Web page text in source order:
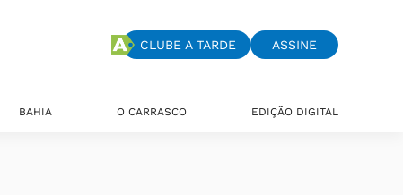
CLUBE A TARDE ASSINE
BAHIA O CARRASCO EDIÇÃO DIGITAL